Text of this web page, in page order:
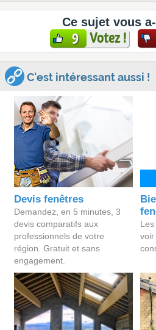
Ce sujet vous
9 Votez !
C'est intéressant aussi !
Devis fenêtres
Demandez, en 5 minutes, 3
devis comparatifs aux
professionnels de votre
région. Gratuit et sans
engagement.
voir